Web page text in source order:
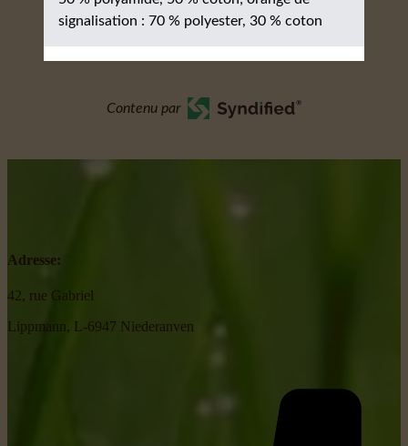
signalisation : 70 % polyester, 30 % coton
Contenu par
Adresse:
42, rue Gabriel
Lippmann, L-6947 Niederanven